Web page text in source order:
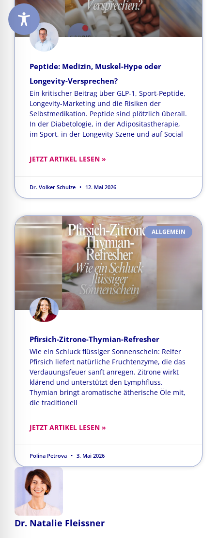
Dr. Natalie Fleissner
Peptide: Medizin, Muskel-Hype oder
Longevity-Versprechen?
Ein kritischer Beitrag über GLP-1, Sport-Peptide,
Longevity-Marketing und die Risiken der
Selbstmedikation. Peptide sind plötzlich überall.
In der Diabetologie, in der Adipositastherapie,
im Sport, in der Longevity-Szene und auf Social
JETZT ARTIKEL LESEN »
Dr. Volker Schulze 12. Mai 2026
ALLGEMEIN
Pfirsich-Zitrone-Thymian-Refresher
Wie ein Schluck flüssiger Sonnenschein: Reifer
Pfirsich liefert natürliche Fruchtenzyme, die das
Verdauungsfeuer sanft anregen. Zitrone wirkt
klärend und unterstützt den Lymphfluss.
Thymian bringt aromatische ätherische Öle mit,
die traditionell
JETZT ARTIKEL LESEN »
Polina Petrova 3. Mai 2026